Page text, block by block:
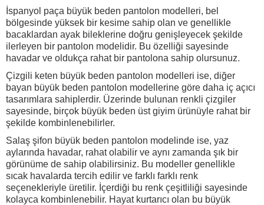
İspanyol paça büyük beden pantolon modelleri, bel
bölgesinde yüksek bir kesime sahip olan ve genellikle
bacaklardan ayak bileklerine doğru genişleyecek şekilde
ilerleyen bir pantolon modelidir. Bu özelliği sayesinde
havadar ve oldukça rahat bir pantolona sahip olursunuz.
Çizgili keten büyük beden pantolon modelleri ise, diğer
bayan büyük beden pantolon modellerine göre daha iç açıcı
tasarımlara sahiplerdir. Üzerinde bulunan renkli çizgiler
sayesinde, birçok büyük beden üst giyim ürünüyle rahat bir
şekilde kombinlenebilirler.
Salaş şifon büyük beden pantolon modelinde ise, yaz
aylarında havadar, rahat olabilir ve aynı zamanda şık bir
görünüme de sahip olabilirsiniz. Bu modeller genellikle
sıcak havalarda tercih edilir ve farklı farklı renk
seçenekleriyle üretilir. İçerdiği bu renk çeşitliliği sayesinde
kolayca kombinlenebilir. Hayat kurtarıcı olan bu büyük